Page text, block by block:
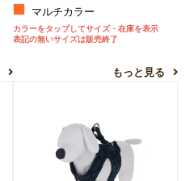
マルチカラー
カラーをタップしてサイズ・在庫を表示
表記の無いサイズは販売終了
もっと見る